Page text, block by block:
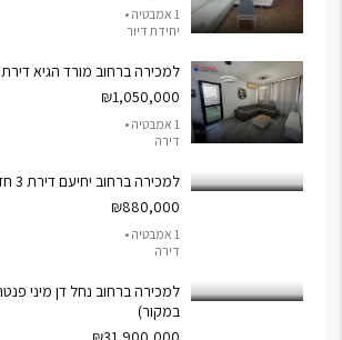
1 אמבטיה •
יחידת דיור
למכירה ברחוב מורד הגיא דירת 3.5 חדרים
₪1,050,000
1 אמבטיה •
דירה
למכירה ברחוב יחיעם דירת 3 חדרים
₪880,000
1 אמבטיה •
דירה
במקור)